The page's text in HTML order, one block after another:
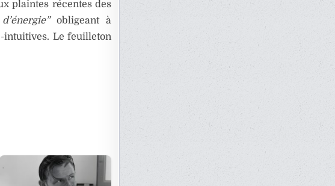
plaintes récentes des
obligeant à
intuitives. Le feuilleton